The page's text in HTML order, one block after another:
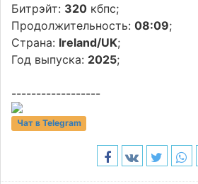
Битрэйт: 320 кбпс;
Продолжительность:08:09;
Страна: Ireland/UK;
Год выпуска: 2025;
------------------
Чат в Telegram